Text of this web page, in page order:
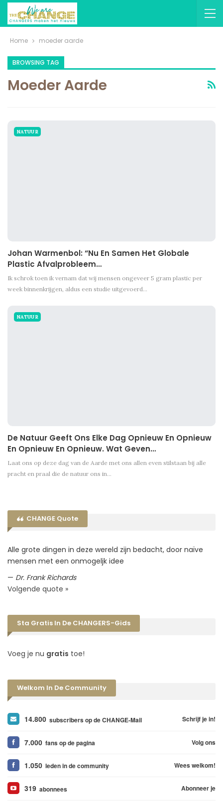
Home moeder aarde
BROWSING TAG
Moeder Aarde
NATUUR
Johan Warmenbol: “Nu En Samen Het Globale
Plastic Afvalprobleem…
Ik schrok toen ik vernam dat wij mensen ongeveer 5 gram plastic per
week binnenkrijgen, aldus een studie uitgevoerd…
NATUUR
De Natuur Geeft Ons Elke Dag Opnieuw En Opnieuw
En Opnieuw En Opnieuw. Wat Geven…
Laat ons op deze dag van de Aarde met ons allen even stilstaan bij alle
pracht en praal die de natuur ons in…
CHANGE Quote
Alle grote dingen in deze wereld zijn bedacht, door naïve
mensen met een onmogeljk idee
— Dr. Frank Richards
Volgende quote »
Sta Gratis In De CHANGERS-Gids
Voeg je nu gratis toe!
Welkom In De Community
14.800 subscribers op de CHANGE-Mail Schrijf je in!
7.000 fans op de pagina Volg ons
1.050 leden in de community Wees welkom!
319 abonnees Abonneer je